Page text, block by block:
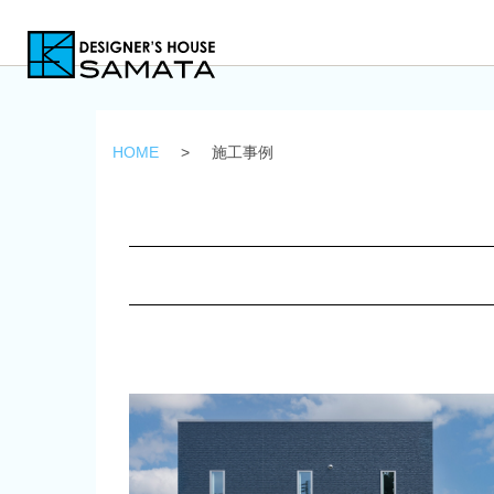
HOME > 施工事例